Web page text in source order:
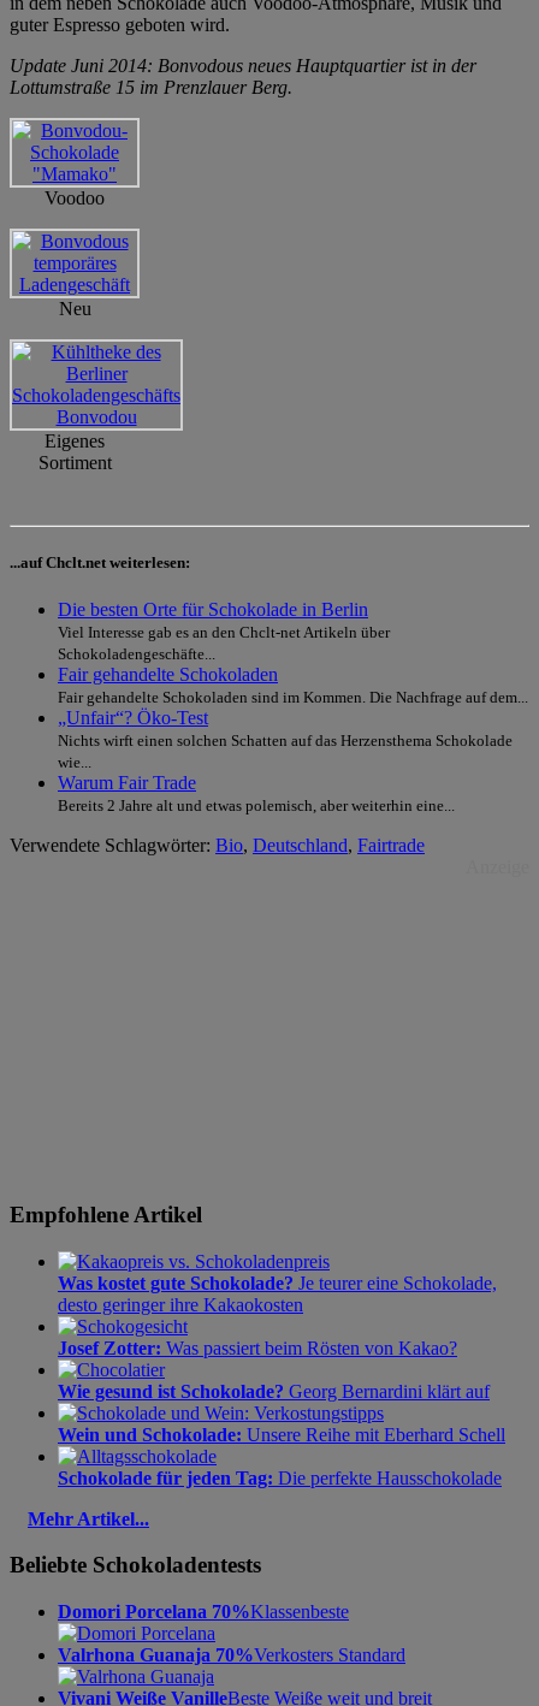
guter Espresso geboten wird.
Update Juni 2014: Bonvodous neues Hauptquartier ist in der
Lottumstraße 15 im Prenzlauer Berg.
Voodoo
Neu
Eigenes
Sortiment
...auf Chclt.net weiterlesen:
Die besten Orte für Schokolade in Berlin
Viel Interesse gab es an den Chclt-net Artikeln über
Schokoladengeschäfte...
Fair gehandelte Schokoladen
Fair gehandelte Schokoladen sind im Kommen. Die Nachfrage auf dem...
„Unfair“? Öko-Test
Nichts wirft einen solchen Schatten auf das Herzensthema Schokolade
wie...
Warum Fair Trade
Bereits 2 Jahre alt und etwas polemisch, aber weiterhin eine...
Verwendete Schlagwörter: Bio, Deutschland, Fairtrade
Empfohlene Artikel
Was kostet gute Schokolade? Je teurer eine Schokolade,
desto geringer ihre Kakaokosten
Josef Zotter: Was passiert beim Rösten von Kakao?
Wie gesund ist Schokolade? Georg Bernardini klärt auf
Wein und Schokolade: Unsere Reihe mit Eberhard Schell
Schokolade für jeden Tag: Die perfekte Hausschokolade
Mehr Artikel...
Beliebte Schokoladentests
Domori Porcelana 70%Klassenbeste
Valrhona Guanaja 70%Verkosters Standard
Vivani Weiße VanilleBeste Weiße weit und breit